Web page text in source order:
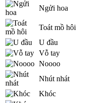
Ngửi hoa
Toát mồ hôi
U đầu
Vỗ tay
Noooo
Nhút nhát
Khóc